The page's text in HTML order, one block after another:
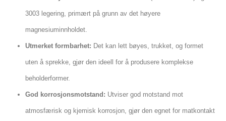
3003 legering, primært på grunn av det høyere
magnesiuminnholdet.
Utmerket formbarhet: Det kan lett bøyes, trukket, og formet
uten å sprekke, gjør den ideell for å produsere komplekse
beholderformer.
God korrosjonsmotstand: Utviser god motstand mot
atmosfærisk og kjemisk korrosjon, gjør den egnet for matkontakt